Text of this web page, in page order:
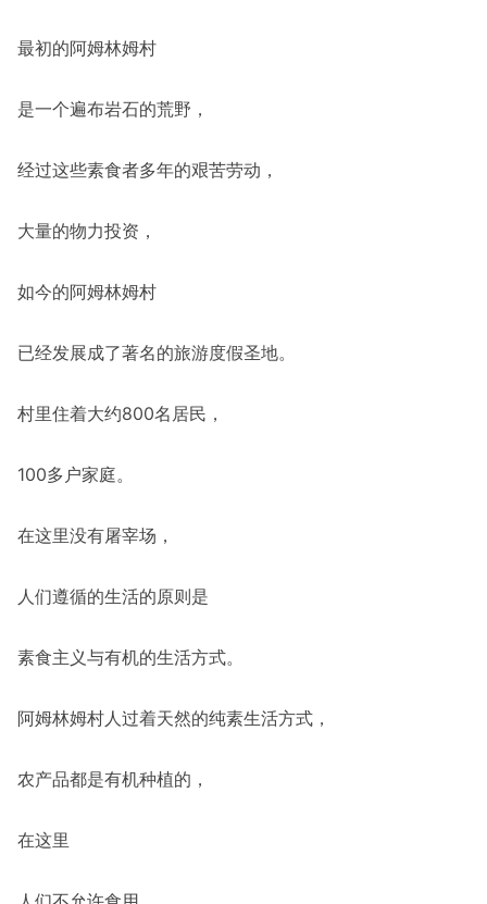
最初的阿姆林姆村
是一个遍布岩石的荒野，
经过这些素食者多年的艰苦劳动，
大量的物力投资，
如今的阿姆林姆村
已经发展成了著名的旅游度假圣地。
村里住着大约800名居民，
100多户家庭。
在这里没有屠宰场，
人们遵循的生活的原则是
素食主义与有机的生活方式。
阿姆林姆村人过着天然的纯素生活方式，
农产品都是有机种植的，
在这里